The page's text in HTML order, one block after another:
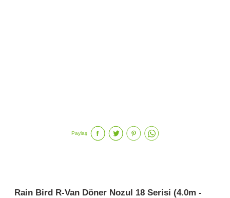
Paylaş
Rain Bird R-Van Döner Nozul 18 Serisi (4.0m -